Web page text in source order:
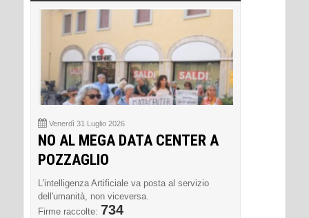
Venerdì 31 Luglio 2026
NO AL MEGA DATA CENTER A
POZZAGLIO
L'intelligenza Artificiale va posta al servizio
dell'umanità, non viceversa.
Firme raccolte: 734